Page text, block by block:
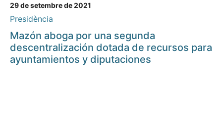
29 de setembre de 2021
Presidència
Mazón aboga por una segunda
descentralización dotada de recursos para
ayuntamientos y diputaciones